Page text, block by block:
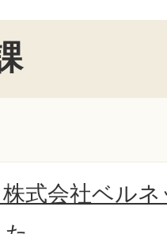
式会社ベル